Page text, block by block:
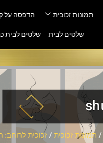
תמונות זכוכית הדפסה על
שלטים לבית
שלטים לבית
/ תמונות זכוכית/זכוכית